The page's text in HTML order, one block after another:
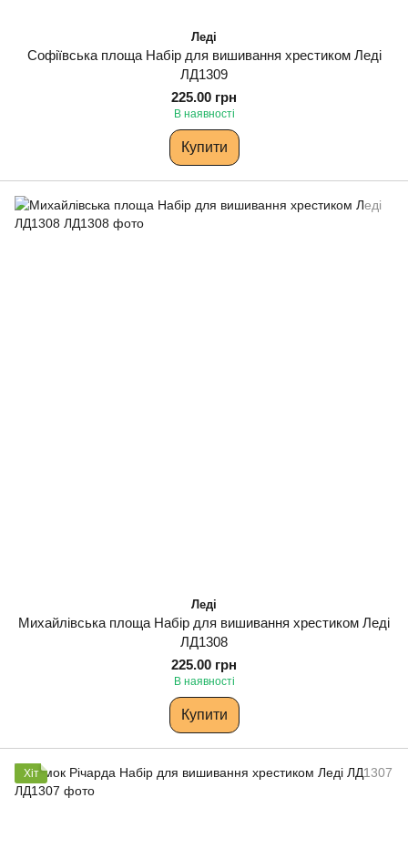
Леді
Софіївська площа Набір для вишивання хрестиком Леді
ЛД1309
225.00 грн
В наявності
Купити
Леді
Михайлівська площа Набір для вишивання хрестиком Леді
ЛД1308
225.00 грн
В наявності
Купити
Хіт